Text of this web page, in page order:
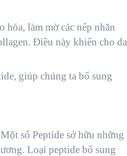
hóa, làm mờ các nếp nhăn
Điều này khiến cho da
giúp chúng ta bổ sung
số Peptide sở hữu những
Loại peptide bổ sung